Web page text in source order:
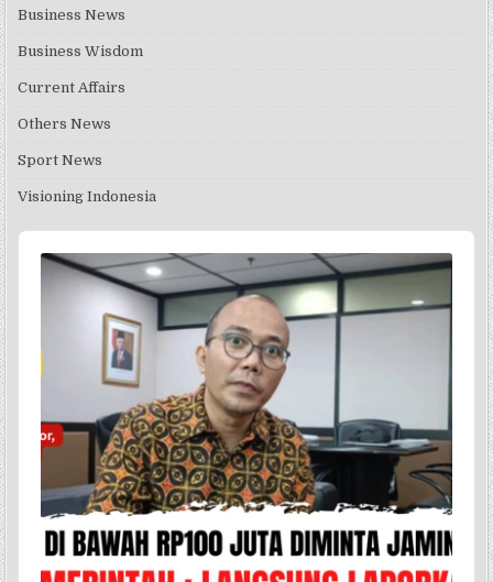
Business News
Business Wisdom
Current Affairs
Others News
Sport News
Visioning Indonesia
Audio
Player